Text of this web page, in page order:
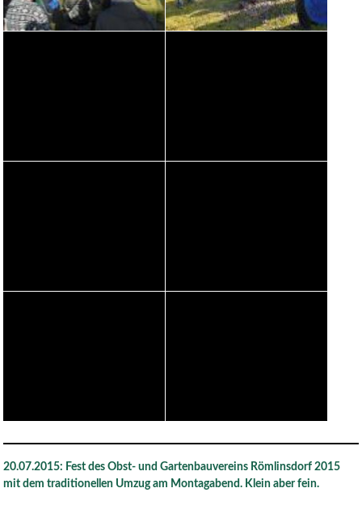
20.07.2015: Fest des Obst- und Gartenbauvereins Römlinsdorf 2015
mit dem traditionellen Umzug am Montagabend. Klein aber fein.